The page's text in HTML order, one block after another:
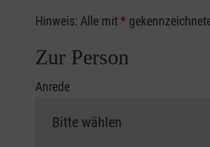
Hinweis: Alle mit*
Zur Person
Anrede